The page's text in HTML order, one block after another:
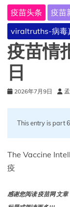
日
疫苗头条 疫苗
viraltruths-病毒
疫苗情
日
2026年7月9日
This entry is part
The Vaccine
疫
感谢您阅读 疫苗网 文